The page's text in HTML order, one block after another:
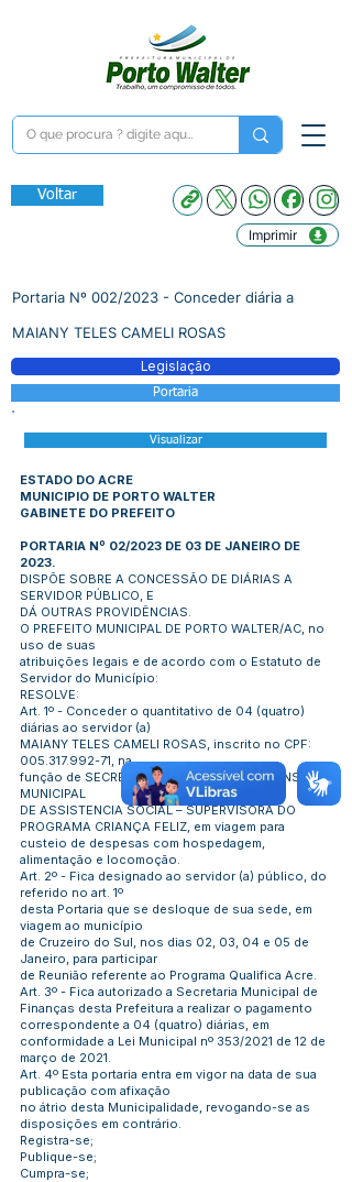
Voltar
Imprimir
Portaria Nº 002/2023 - Conceder diária a
MAIANY TELES CAMELI ROSAS
Legislação
Portaria
Visualizar
ESTADO DO ACRE
MUNICIPIO DE PORTO WALTER
GABINETE DO PREFEITO
PORTARIA Nº 02/2023 DE 03 DE JANEIRO DE
2023.
DISPÕE SOBRE A CONCESSÃO DE DIÁRIAS A
SERVIDOR PÚBLICO, E
DÁ OUTRAS PROVIDÊNCIAS.
O PREFEITO MUNICIPAL DE PORTO WALTER/AC, no
uso de suas
atribuições legais e de acordo com o Estatuto de
Servidor do Município:
RESOLVE:
Art. 1º - Conceder o quantitativo de 04 (quatro)
diárias ao servidor (a)
MAIANY TELES CAMELI ROSAS, inscrito no CPF:
005.317.992-71, na
função de SECRETÁRIA EXECULTIVA DO CONSELHO
MUNICIPAL
DE ASSISTENCIA SOCIAL – SUPERVISORA DO
PROGRAMA CRIANÇA FELIZ, em viagem para
custeio de despesas com hospedagem,
alimentação e locomoção.
Art. 2º - Fica designado ao servidor (a) público, do
referido no art. 1º
desta Portaria que se desloque de sua sede, em
viagem ao município
de Cruzeiro do Sul, nos dias 02, 03, 04 e 05 de
Janeiro, para participar
de Reunião referente ao Programa Qualifica Acre.
Art. 3º - Fica autorizado a Secretaria Municipal de
Finanças desta Prefeitura a realizar o pagamento
correspondente a 04 (quatro) diárias, em
conformidade a Lei Municipal nº 353/2021 de 12 de
março de 2021.
Art. 4º Esta portaria entra em vigor na data de sua
publicação com afixação
no átrio desta Municipalidade, revogando-se as
disposições em contrário.
Registra-se;
Publique-se;
Cumpra-se;